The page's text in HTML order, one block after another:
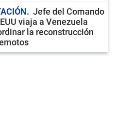
Jefe del Comando
viaja a Venezuela
la reconstrucción